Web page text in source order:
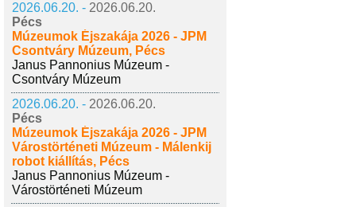
2026.06.20. - 2026.06.20.
Pécs
Múzeumok Éjszakája 2026 - JPM
Csontváry Múzeum, Pécs
Janus Pannonius Múzeum -
Csontváry Múzeum
2026.06.20. - 2026.06.20.
Pécs
Múzeumok Éjszakája 2026 - JPM
Várostörténeti Múzeum - Málenkij
robot kiállítás, Pécs
Janus Pannonius Múzeum -
Várostörténeti Múzeum